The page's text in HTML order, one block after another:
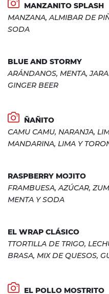
MANZANITO SPLASH
MANZANA, ALMIBAR DE
SODA
BLUE AND STORMY
ARÁNDANOS, MENTA,
GINGER BEER
ÑAÑITO
CAMU CAMU, NARANJA,
MANDARINA, LIMA Y
RASPBERRY MOJITO
FRAMBUESA, AZÚCAR,
MENTA Y SODA
EL WRAP CLÁSICO
TTORTILLA DE TRIGO,
BRASA, MIX DE QUESOS,
EL POLLO MOSTRITO